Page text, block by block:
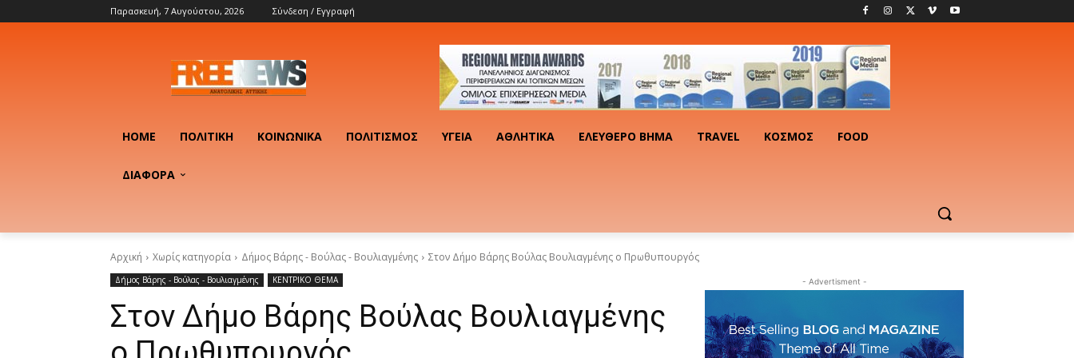
Παρασκευή, 7 Αυγούστου, 2026 Σύνδεση / Εγγραφή
HOME ΠΟΛΙΤΙΚΉ ΚΟΙΝΩΝΙΚΆ ΠΟΛΙΤΙΣΜΌΣ ΥΓΕΊΑ ΑΘΛΗΤΙΚΆ ΕΛΕΎΘΕΡΟ ΒΉΜΑ TRAVEL ΚΟΣΜΟΣ FOOD
ΔΙΑΦΟΡΑ
Αρχική Χωρίς κατηγορία Δήμος Βάρης - Βούλας - Βουλιαγμένης Στον Δήμο Βάρης Βούλας Βουλιαγμένης ο Πρωθυπουργός
Δήμος Βάρης - Βούλας - Βουλιαγμένης ΚΕΝΤΡΙΚΟ ΘΕΜΑ
Στον Δήμο Βάρης Βούλας Βουλιαγμένης
- Advertisment -